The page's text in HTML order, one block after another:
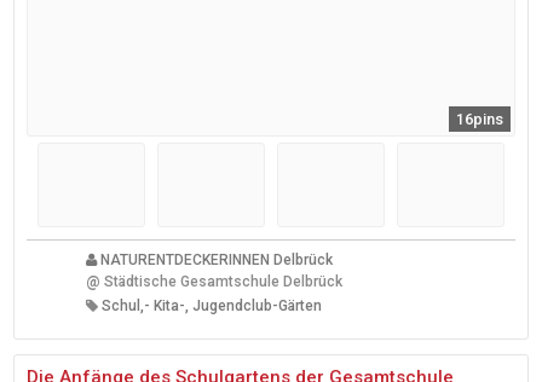
16pins
NATURENTDECKERINNEN Delbrück
@ Städtische Gesamtschule Delbrück
Schul,- Kita-, Jugendclub-Gärten
Die Anfänge des Schulgartens der Gesamtschule